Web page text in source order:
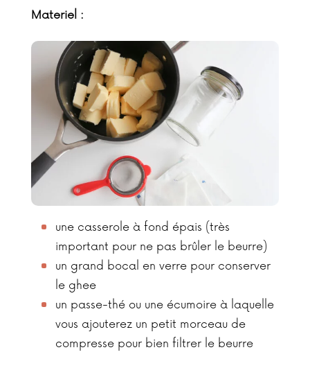
Materiel :
une casserole à fond épais (très
important pour ne pas brûler le beurre)
un grand bocal en verre pour conserver
le ghee
un passe-thé ou une écumoire à laquelle
vous ajouterez un petit morceau de
compresse pour bien filtrer le beurre